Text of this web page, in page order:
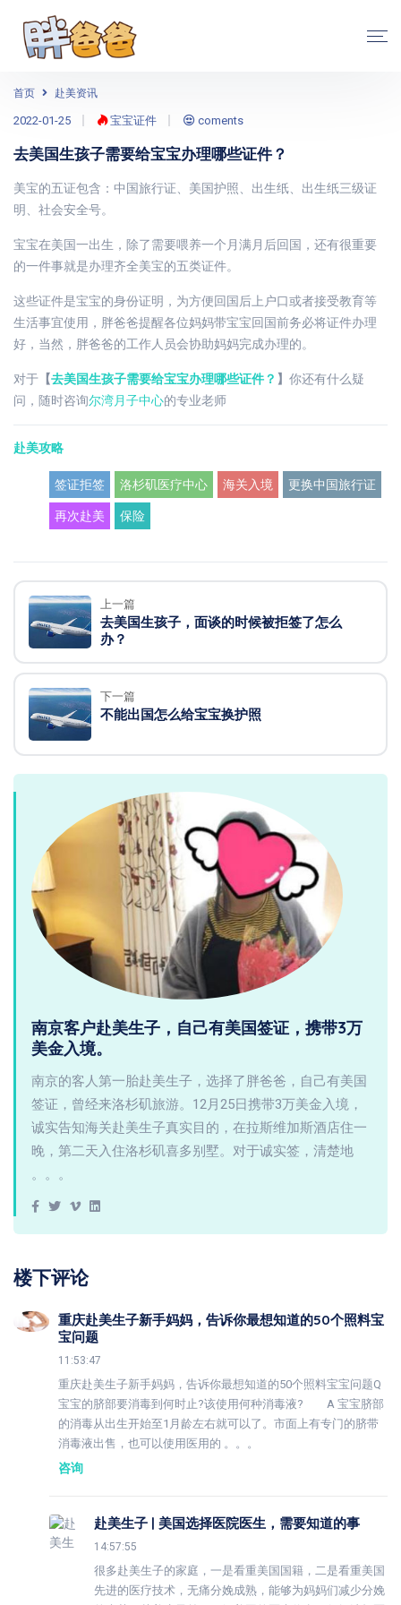
首页 赴美资讯
2022-01-25 宝宝证件 coments
去美国生孩子需要给宝宝办理哪些证件？
美宝的五证包含：中国旅行证、美国护照、出生纸、出生纸三级证
明、社会安全号。
宝宝在美国一出生，除了需要喂养一个月满月后回国，还有很重要
的一件事就是办理齐全美宝的五类证件。
这些证件是宝宝的身份证明，为方便回国后上户口或者接受教育等
生活事宜使用，胖爸爸提醒各位妈妈带宝宝回国前务必将证件办理
好，当然，胖爸爸的工作人员会协助妈妈完成办理的。
对于 【去美国生孩子需要给宝宝办理哪些证件？ 】 你还有什么疑
问，随时咨询尔湾月子中心的专业老师
赴美攻略
签证拒签 洛杉矶医疗中心 海关入境 更换中国旅行证
再次赴美 保险
上一篇
去美国生孩子，面谈的时候被拒签了怎么
办？
下一篇
不能出国怎么给宝宝换护照
南京客户赴美生子，自己有美国签证，携带3万
美金入境。
南京的客人第一胎赴美生子，选择了胖爸爸，自己有美国
签证，曾经来洛杉矶旅游。12月25日携带3万美金入境，
诚实告知海关赴美生子真实目的，在拉斯维加斯酒店住一
晚，第二天入住洛杉矶喜多别墅。对于诚实签，清楚地
。。。
楼下评论
重庆赴美生子新手妈妈，告诉你最想知道的50个照料宝
宝问题
11:53:47
重庆赴美生子新手妈妈，告诉你最想知道的50个照料宝宝问题Q
宝宝的脐部要消毒到何时止?该使用何种消毒液? A 宝宝脐部
的消毒从出生开始至1月龄左右就可以了。市面上有专门的脐带
消毒液出售，也可以使用医用的 。。。
咨询
赴美生子 | 美国选择医院医生，需要知道的事
14:57:55
很多赴美生子的家庭，一是看重美国国籍，二是看重美国
先进的医疗技术，无痛分娩成熟，能够为妈妈们减少分娩